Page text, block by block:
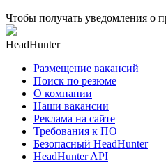
Чтобы получать уведомления о
HeadHunter
Размещение вакансий
Поиск по резюме
О компании
Наши вакансии
Реклама на сайте
Требования к ПО
Безопасный HeadHunter
HeadHunter API